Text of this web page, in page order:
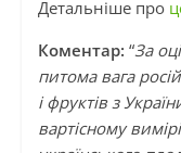
Детальніше про
Коментар: “За
питома вага
і фруктів з
вартісному